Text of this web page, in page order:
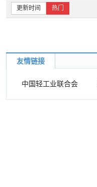
更新时间 热门
友情链接
中国轻工业联合会